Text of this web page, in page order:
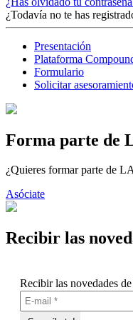
¿Todavía no te has
Presentación
Plataforma
Formulario
Solicitar
Forma parte de
¿Quieres formar parte de
Asóciate
Recibir las
Recibir las novedades